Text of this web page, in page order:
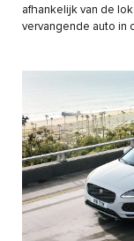
afhankelijk van de
vervangende auto in